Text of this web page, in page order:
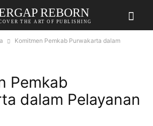
REBORN
THE ART OF PUBLISHING
Komitmen Pemkab Purwakarta dalam
Pemkab
dalam Pelayanan